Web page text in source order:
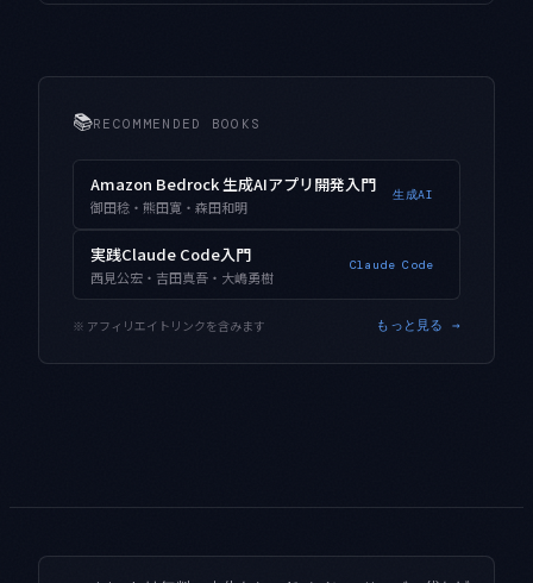
📚RECOMMENDED BOOKS
Amazon Bedrock 生成AIアプリ開発入門
御田稔・熊田寛・森田和明
生成AI
実践Claude Code入門
西見公宏・吉田真吾・大嶋勇樹
Claude Code
※ アフィリエイトリンクを含みます もっと見る →